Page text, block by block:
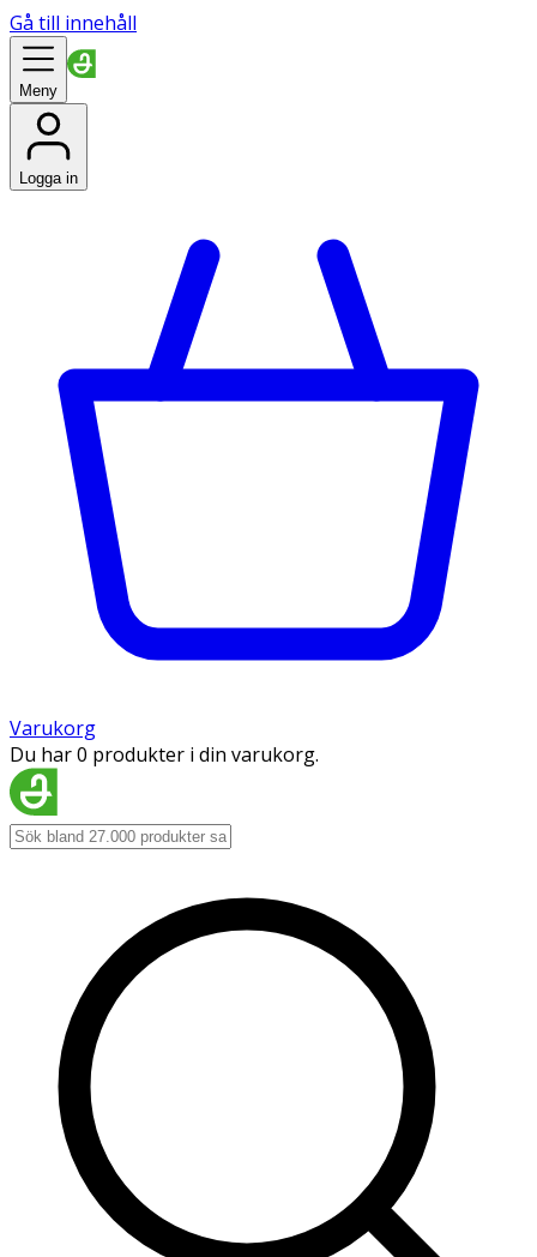
Gå till innehåll
Meny
Logga in
Varukorg
Du har 0 produkter i din varukorg.